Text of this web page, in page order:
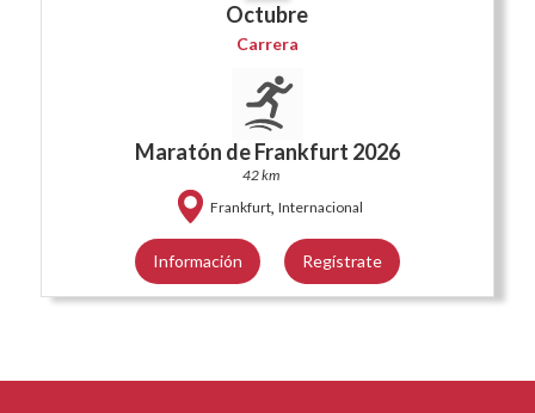
Octubre
Carrera
Maratón de Frankfurt 2026
42 km
Frankfurt, Internacional
Información Regístrate